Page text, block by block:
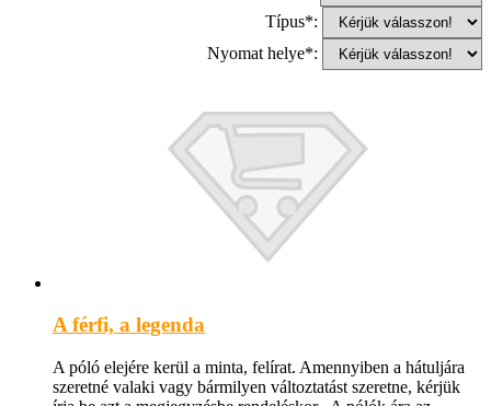
Típus*:
Nyomat helye*:
A férfi, a legenda
A póló elejére kerül a minta, felírat. Amennyiben a hátuljára
szeretné valaki vagy bármilyen változtatást szeretne, kérjük